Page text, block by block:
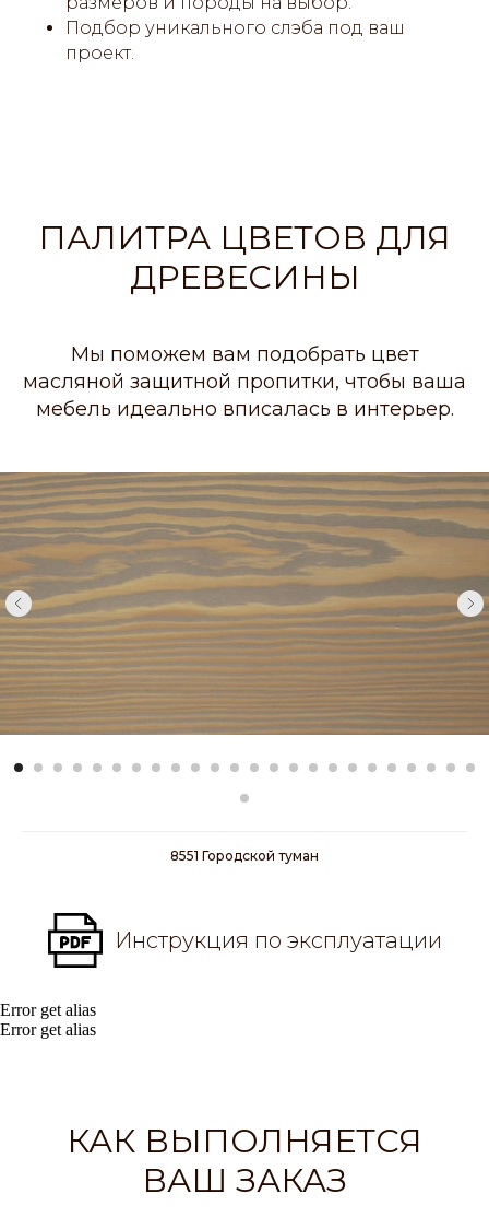
Подбор уникального слэба под ваш
проект.
ПАЛИТРА ЦВЕТОВ ДЛЯ
ДРЕВЕСИНЫ
Мы поможем вам подобрать цвет
масляной защитной пропитки, чтобы ваша
мебель идеально вписалась в интерьер.
8551 Городской туман
Инструкция по эксплуатации
Error get alias
Error get alias
КАК ВЫПОЛНЯЕТСЯ
ВАШ ЗАКАЗ